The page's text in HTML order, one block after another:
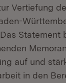
Vertiefung
Statement
auf und
in den